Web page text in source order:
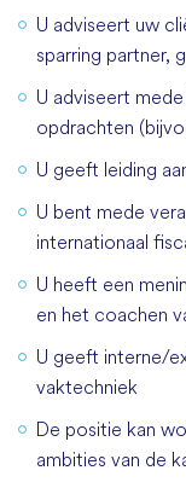
U adviseert uw
sparring partner,
U adviseert
opdrachten
U geeft leiding
U bent mede
internationaal
U heeft een
en het coachen
U geeft interne/
vaktechniek
De positie kan
ambities van de